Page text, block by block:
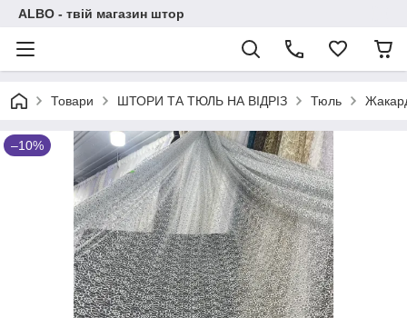
ALBO - твій магазин штор
Товари ШТОРИ ТА ТЮЛЬ НА ВІДРІЗ Тюль
–10%